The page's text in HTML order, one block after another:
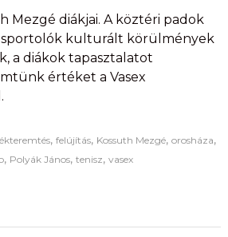
Mezgé diákjai. A köztéri padok
sportolók kulturált körülmények
a diákok tapasztalatot
értéket a Vasex
, felújítás, Kossuth Mezgé, orosháza,
, Polyák János, tenisz, vasex